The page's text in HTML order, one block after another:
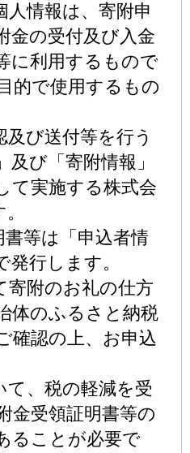
情報は、寄附申
金の受付及び入金
に利用するもので
的で使用するもの
び送付等を行う
び「寄附情報」
て実施する株式会
等は「申込者情
発行します。
附のお礼の仕方
体のふるさと納税
確認の上、お申込
、税の軽減を受
金受領証明書等の
ることが必要で